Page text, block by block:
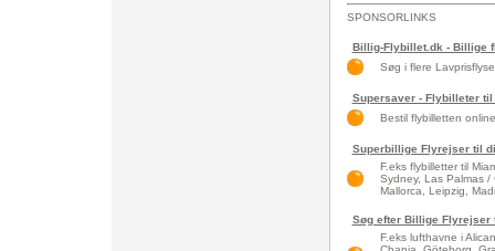
SPONSORLINKS
Billig-Flybillet.dk - Billige
Søg i flere
Supersaver - Flybilleter
Bestil flybilletten
Superbillige Flyrejser til
F.eks flybilletter til
Sydney, Las Palmas /
Mallorca, Leipzig,
Søg efter Billige Flyrejser
F.eks lufthavne i